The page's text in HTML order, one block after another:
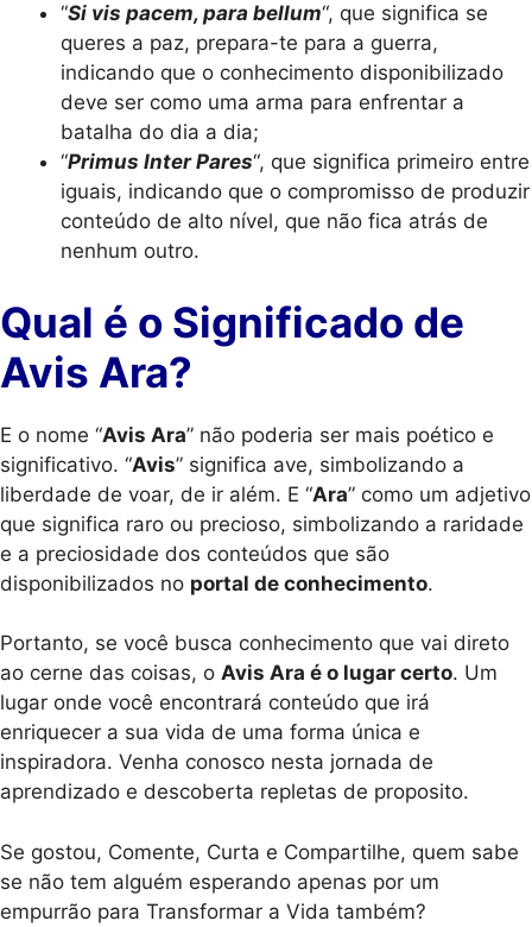
“Si vis pacem, para bellum“, que significa se
queres a paz, prepara-te para a guerra,
indicando que o conhecimento disponibilizado
deve ser como uma arma para enfrentar a
batalha do dia a dia;
“Primus Inter Pares“, que significa primeiro entre
iguais, indicando que o compromisso de produzir
conteúdo de alto nível, que não fica atrás de
nenhum outro.
Qual é o Significado de
Avis Ara?
E o nome “Avis Ara” não poderia ser mais poético e
significativo. “Avis” significa ave, simbolizando a
liberdade de voar, de ir além. E “Ara” como um adjetivo
que significa raro ou precioso, simbolizando a raridade
e a preciosidade dos conteúdos que são
disponibilizados no portal de conhecimento.
Portanto, se você busca conhecimento que vai direto
ao cerne das coisas, o Avis Ara é o lugar certo. Um
lugar onde você encontrará conteúdo que irá
enriquecer a sua vida de uma forma única e
inspiradora. Venha conosco nesta jornada de
aprendizado e descoberta repletas de proposito.
Se gostou, Comente, Curta e Compartilhe, quem sabe
se não tem alguém esperando apenas por um
empurrão para Transformar a Vida também?